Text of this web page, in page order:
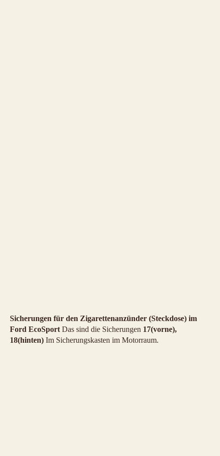
Sicherungen für den Zigarettenanzünder (Steckdose) im
Ford EcoSport Das sind die Sicherungen 17(vorne),
18(hinten) Im Sicherungskasten im Motorraum.